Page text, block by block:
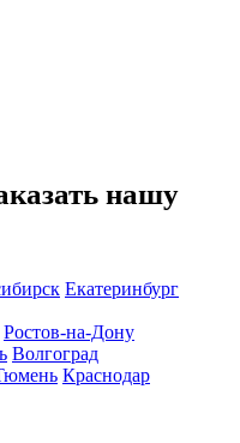
нашу
Екатеринбург
Ростов-на-Дону
Волгоград
Краснодар